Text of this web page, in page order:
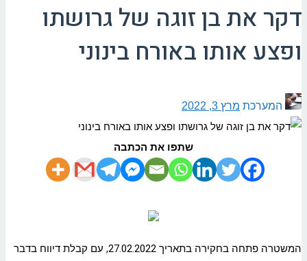
דקר את בן זוגה של גרושתו
ופצע אותו באורח בינוני
המערכת מרץ 3, 2022
שתפו את הכתבה
המשטרה פתחה בחקירה בתאריך 27.02.2022, עם קבלת דיווח בדבר